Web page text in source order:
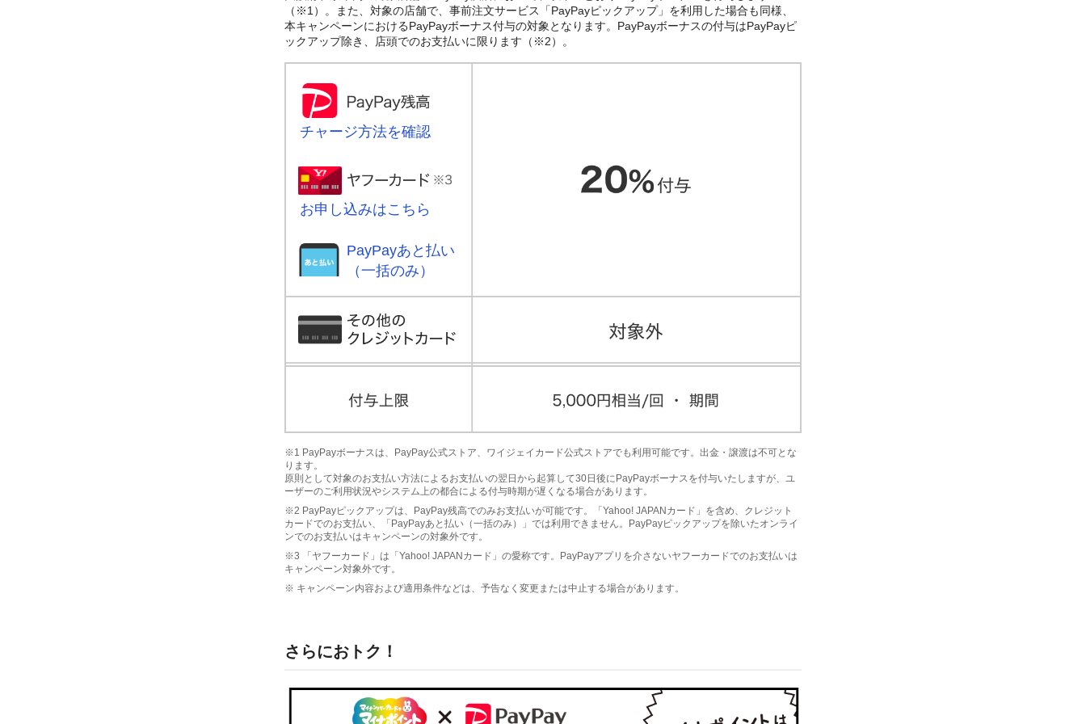
（※1）。また、対象の店舗で、事前注文サービス「PayPayピックアップ」を利用した場合も同様、
本キャンペーンにおけるPayPayボーナス付与の対象となります。PayPayボーナスの付与はPayPayピ
ックアップ除き、店頭でのお支払いに限ります（※2）。
チャージ方法を確認
お申し込みはこちら
PayPayあと払い
（一括のみ）
※1 PayPayボーナスは、PayPay公式ストア、ワイジェイカード公式ストアでも利用可能です。出金・譲渡は不可とな
ります。
原則として対象のお支払い方法によるお支払いの翌日から起算して30日後にPayPayボーナスを付与いたしますが、ユ
ーザーのご利用状況やシステム上の都合による付与時期が遅くなる場合があります。
※2 PayPayピックアップは、PayPay残高でのみお支払いが可能です。「Yahoo! JAPANカード」を含め、クレジット
カードでのお支払い、「PayPayあと払い（一括のみ）」では利用できません。PayPayピックアップを除いたオンライ
ンでのお支払いはキャンペーンの対象外です。
※3 「ヤフーカード」は「Yahoo! JAPANカード」の愛称です。PayPayアプリを介さないヤフーカードでのお支払いは
キャンペーン対象外です。
※ キャンペーン内容および適用条件などは、予告なく変更または中止する場合があります。
さらにおトク！